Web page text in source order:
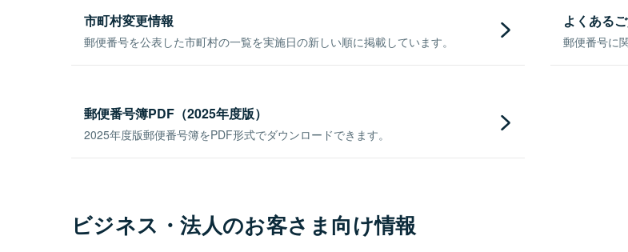
市町村変更情報
郵便番号を公表した市町村の一覧を実施日の新しい順に掲載しています。
よくある
郵便番号に
郵便番号簿PDF（2025年度版）
2025年度版郵便番号簿をPDF形式でダウンロードできます。
ビジネス・法人のお客さま向け情報